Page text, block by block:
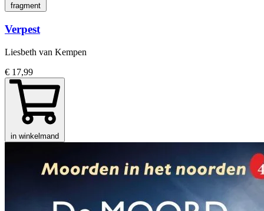
fragment
Verpest
Liesbeth van Kempen
€ 17,99
in winkelmand